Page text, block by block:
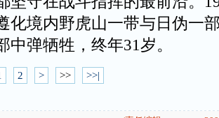
化境内野虎山一带与日伪一
中弹牺牲，终年31岁。
2 > >> >>|